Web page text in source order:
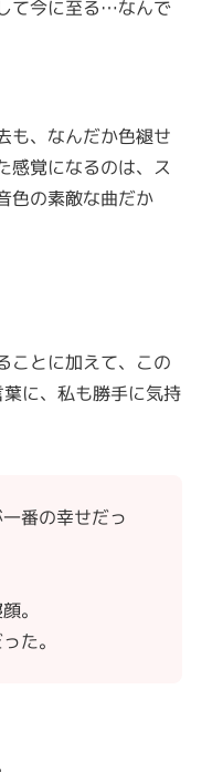
て今に至る…なんで
も、なんだか色褪せ
感覚になるのは、ス
色の素敵な曲だか
ことに加えて、この
に、私も勝手に気持
番の幸せだっ
。
た。